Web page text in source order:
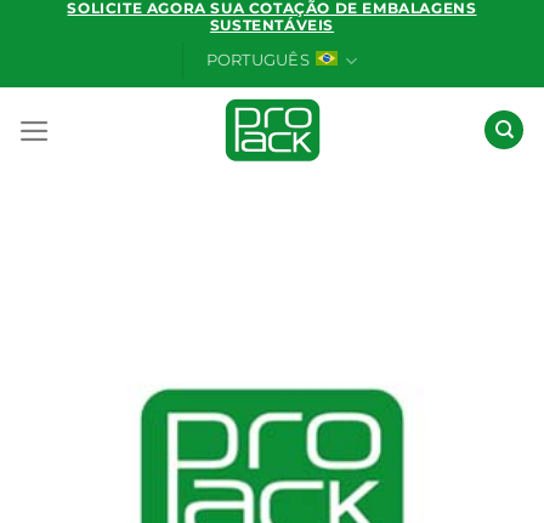
SOLICITE AGORA SUA COTAÇÃO DE EMBALAGENS
SUSTENTÁVEIS
PORTUGUÊS